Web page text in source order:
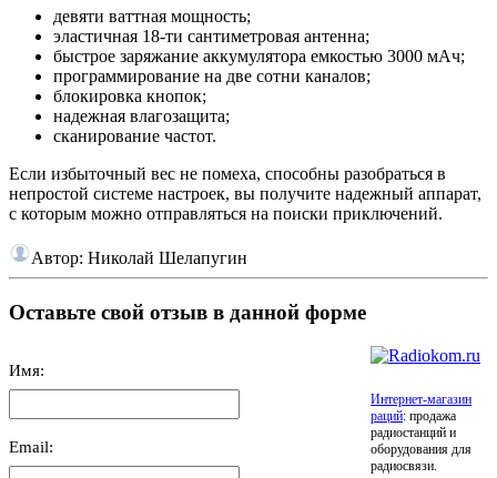
девяти ваттная мощность;
эластичная 18-ти сантиметровая антенна;
быстрое заряжание аккумулятора емкостью 3000 мАч;
программирование на две сотни каналов;
блокировка кнопок;
надежная влагозащита;
сканирование частот.
Если избыточный вес не помеха, способны разобраться в
непростой системе настроек, вы получите надежный аппарат,
с которым можно отправляться на поиски приключений.
Автор: Николай Шелапугин
Оставьте свой отзыв в данной форме
Имя:
Email:
Интернет-магазин
раций: продажа
радиостанций и
оборудования для
радиосвязи.